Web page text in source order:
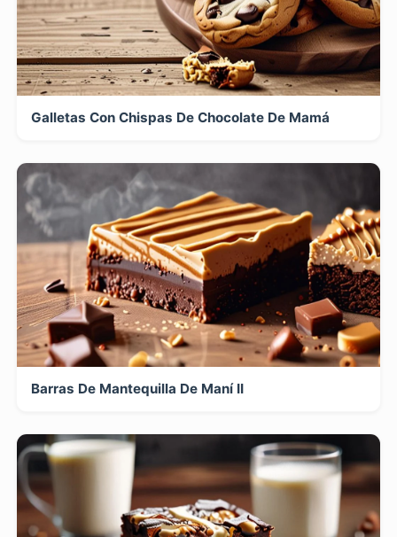
Galletas Con Chispas De Chocolate De Mamá
Barras De Mantequilla De Maní II